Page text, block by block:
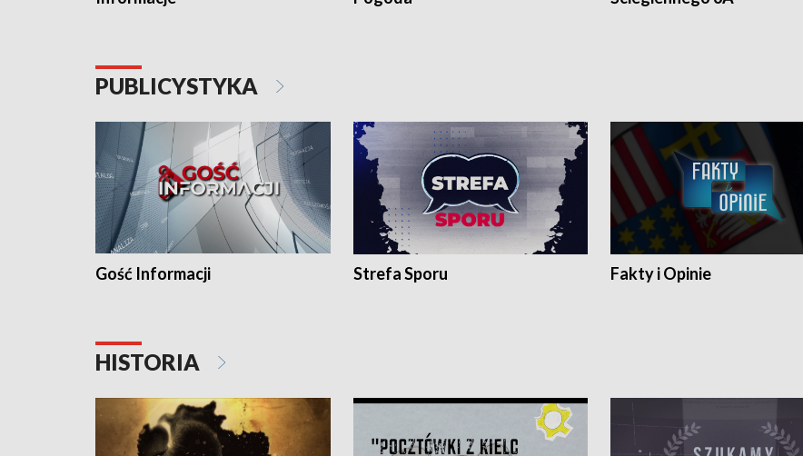
PUBLICYSTYKA
Gość Informacji Strefa Sporu Fakty i Opinie
HISTORIA